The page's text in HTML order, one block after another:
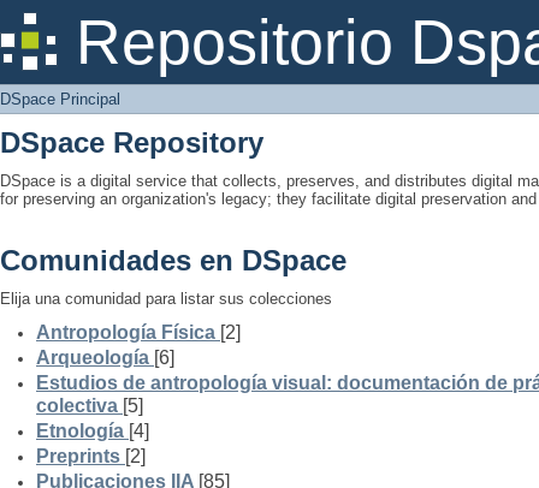
Repositorio
DSpace Principal
DSpace Principal
DSpace Repository
DSpace is a digital service that collects, preserves, and distributes digital
for preserving an organization's legacy; they facilitate digital preservation
Comunidades en DSpace
Elija una comunidad para listar sus colecciones
Antropología Física [2]
Arqueología [6]
Estudios de antropología visual: documentación de
colectiva [5]
Etnología [4]
Preprints [2]
Publicaciones IIA [85]